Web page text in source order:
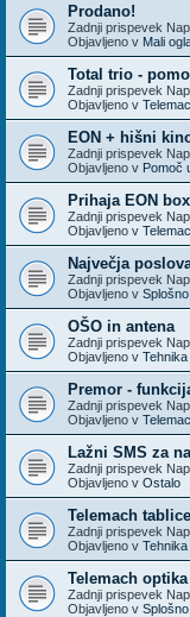
Prodano!
Zadnji prispevek
Objavljeno v Mali
Total trio -
Zadnji prispevek
Objavljeno v
EON + hišni
Zadnji prispevek
Objavljeno v Pomoč
Prihaja EON box
Zadnji prispevek
Objavljeno v
Največja
Zadnji prispevek
Objavljeno v Splošno
OŠO in antena
Zadnji prispevek
Objavljeno v Tehnika
Premor -
Zadnji prispevek
Objavljeno v
Lažni SMS za
Zadnji prispevek
Objavljeno v Ostalo
Telemach tablice
Zadnji prispevek
Objavljeno v Tehnika
Telemach
Zadnji prispevek
Objavljeno v Splošno